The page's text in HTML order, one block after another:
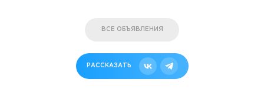
ВСЕ ОБЪЯВЛЕНИЯ
РАССКАЗАТЬ